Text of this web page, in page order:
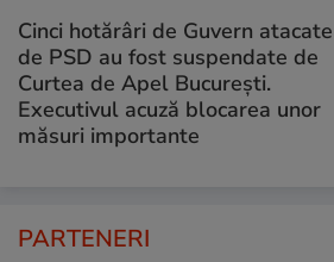
Cinci hotărâri de Guvern atacate
de PSD au fost suspendate de
Curtea de Apel București.
Executivul acuză blocarea unor
măsuri importante
PARTENERI